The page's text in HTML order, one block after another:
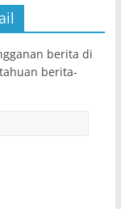
berita di
berita-